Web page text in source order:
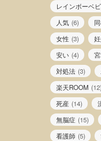
レインボーベ
人気 (6)
女性 (3)
安い (4)
対処法 (3)
楽天ROOM
死産 (14)
無脳症 (15)
看護師 (5)